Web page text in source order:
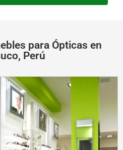
para Ópticas en
Perú